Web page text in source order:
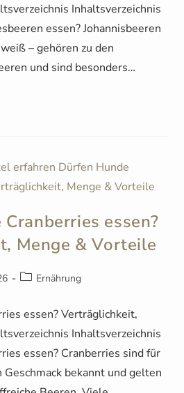
Inhaltsverzeichnis
essen? Johannisbeeren
– gehören zu den
und sind besonders…
essen?
Menge & Vorteile
Ernährung
essen? Verträglichkeit,
Inhaltsverzeichnis
essen? Cranberries sind für
bekannt und gelten